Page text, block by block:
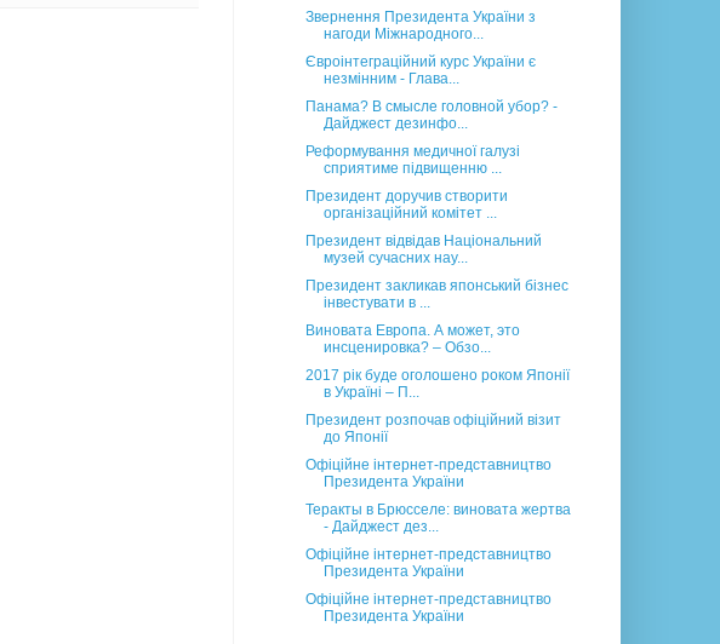
Звернення Президента України з
нагоди Міжнародного...
Євроінтеграційний курс України є
незмінним - Глава...
Панама? В смысле головной убор? -
Дайджест дезинфо...
Реформування медичної галузі
сприятиме підвищенню ...
Президент доручив створити
організаційний комітет ...
Президент відвідав Національний
музей сучасних нау...
Президент закликав японський бізнес
інвестувати в ...
Виновата Европа. А может, это
инсценировка? – Обзо...
2017 рік буде оголошено роком Японії
в Україні – П...
Президент розпочав офіційний візит
до Японії
Офіційне інтернет-представництво
Президента України
Теракты в Брюсселе: виновата жертва
- Дайджест дез...
Офіційне інтернет-представництво
Президента України
Офіційне інтернет-представництво
Президента України